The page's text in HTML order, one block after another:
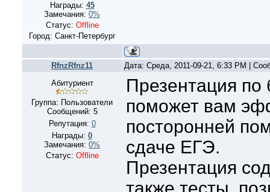
Награды: 45
Замечания: 0%
Статус: Offline
Город: Санкт-Петербург
RfnzRfnz11
Дата: Среда, 2011-09-21, 6:33 PM |
Абитуриент
Группа: Пользователи
Сообщений: 5
Репутация: 0
Награды: 0
Замечания: 0%
Статус: Offline
Презентация по
поможет вам
посторонней
сдаче ЕГЭ.
Презентация